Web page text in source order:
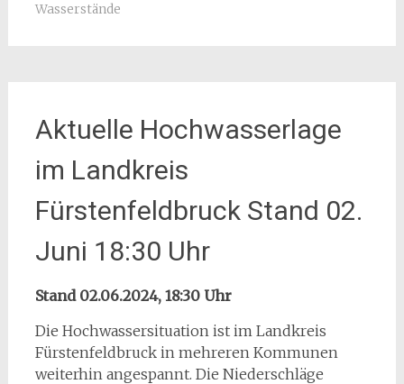
Wasserstände
Aktuelle Hochwasserlage
im Landkreis
Fürstenfeldbruck Stand 02.
Juni 18:30 Uhr
Stand 02.06.2024, 18:30 Uhr
Die Hochwassersituation ist im Landkreis
Fürstenfeldbruck in mehreren Kommunen
weiterhin angespannt. Die Niederschläge